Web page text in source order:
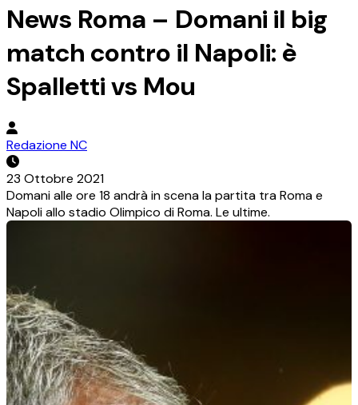
News Roma – Domani il big
match contro il Napoli: è
Spalletti vs Mou
Redazione NC
23 Ottobre 2021
Domani alle ore 18 andrà in scena la partita tra Roma e
Napoli allo stadio Olimpico di Roma. Le ultime.